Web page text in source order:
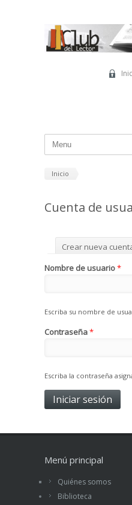
Inicio
Cuenta de
Solapas
Crear nueva
Solicitar una nueva
Nombre de usuario*
Escriba su nombre de
Contraseña*
Escriba la contraseña
Menú principal
Quiénes somos
Biblioteca